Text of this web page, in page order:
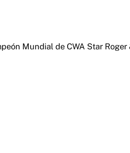
Mundial de CWA Star Roger